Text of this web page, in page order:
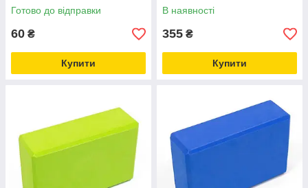
Готово до відправки
60 ₴
Купити
В наявності
355 ₴
Купити